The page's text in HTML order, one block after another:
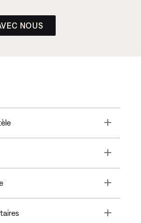
NOUS
Toggle
Toggle
Toggle
Toggle